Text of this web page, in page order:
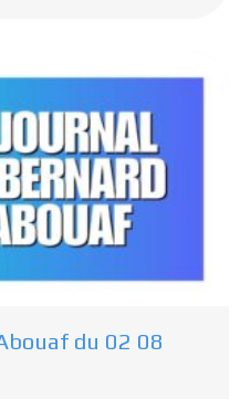
du 02 08